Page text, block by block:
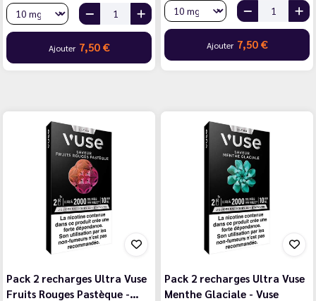
Ajouter 7,50 € Ajouter 7,50 €
Pack 2 recharges Ultra Vuse
Fruits Rouges Pastèque -…
Pack 2 recharges Ultra Vuse
Menthe Glaciale - Vuse